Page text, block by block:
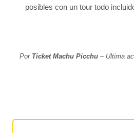
posibles con un tour todo
Por Ticket Machu Picchu– Ultima